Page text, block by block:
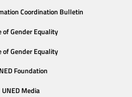
Coordination Bulletin
of Gender Equality
of Gender Equality
Foundation
UNED Media